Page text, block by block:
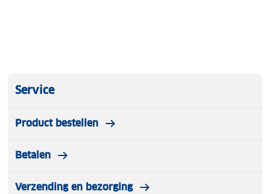
Service
Product bestellen
Betalen
Verzending en bezorging